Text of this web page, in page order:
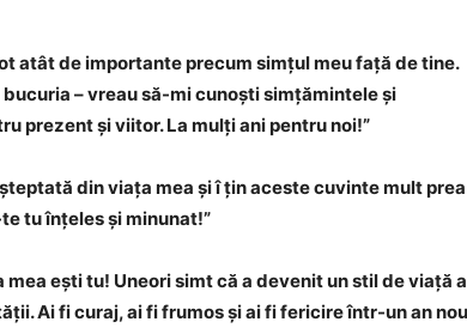
atât de importante precum simțul meu față de tine.
– vreau să-mi cunoști simțămintele și
prezent și viitor. La mulți ani pentru noi!”
din viața mea și î țin aceste cuvinte mult prea
tu înțeles și minunat!”
mea ești tu! Uneori simt că a devenit un stil de viață a
Ai fi curaj, ai fi frumos și ai fi fericire într-un an